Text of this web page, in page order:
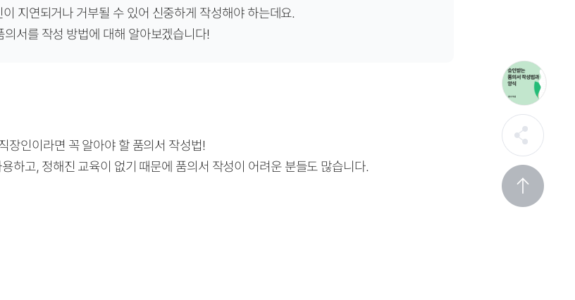
지연되거나 거부될 수 있어 신중하게 작성해야 하는데요.
의서를 작성 방법에 대해 알아보겠습니다!
장인이라면 꼭 알아야 할 품의서 작성법!
하고, 정해진 교육이 없기 때문에 품의서 작성이 어려운 분들도 많습니다.